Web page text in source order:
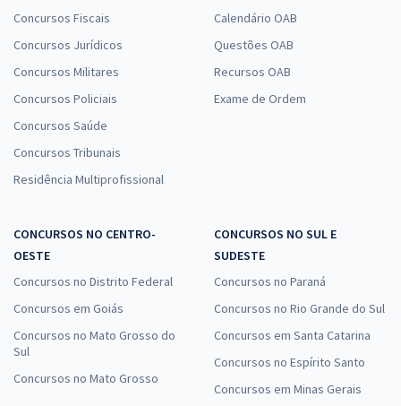
Concursos Fiscais
Concursos Jurídicos
Concursos Militares
Concursos Policiais
Concursos Saúde
Concursos Tribunais
Residência Multiprofissional
Calendário OAB
Questões OAB
Recursos OAB
Exame de Ordem
CONCURSOS NO CENTRO-
OESTE
Concursos no Distrito Federal
Concursos em Goiás
Concursos no Mato Grosso do
Sul
Concursos no Mato Grosso
CONCURSOS NO SUL E
SUDESTE
Concursos no Paraná
Concursos no Rio Grande do Sul
Concursos em Santa Catarina
Concursos no Espírito Santo
Concursos em Minas Gerais